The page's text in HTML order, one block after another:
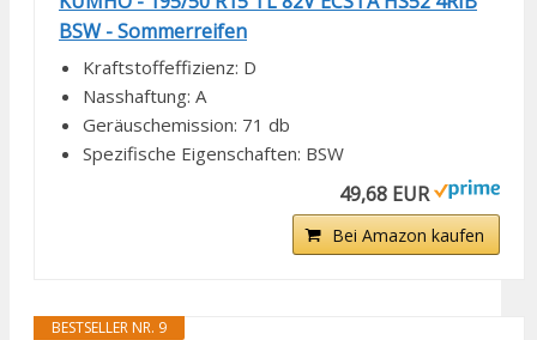
BSW - Sommerreifen
Kraftstoffeffizienz: D
Nasshaftung: A
Geräuschemission: 71 db
Spezifische Eigenschaften: BSW
49,68 EUR
Bei Amazon kaufen
BESTSELLER NR. 9